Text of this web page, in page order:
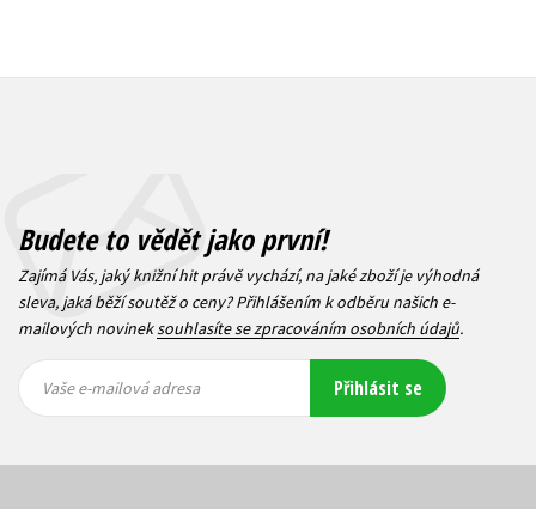
Budete to vědět jako první!
Zajímá Vás, jaký knižní hit právě vychází, na jaké zboží je výhodná
sleva, jaká běží soutěž o ceny? Přihlášením k odběru našich e-
mailových novineksouhlasíte se zpracováním osobních údajů.
mailová
mailová
Vaše e-mailová adresa Přihlásit se